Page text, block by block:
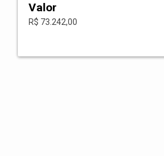
Valor
R$ 73.242,00